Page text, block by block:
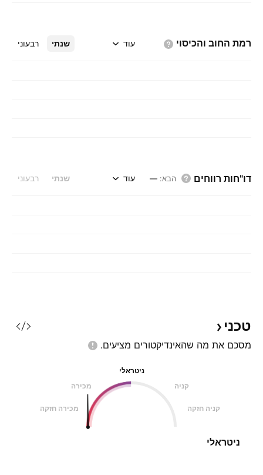
רמת החוב והכיסוי שנתי רבעוני עוד
דו"חות רווחים הבא:
— שנתי רבעוני עוד
טכני
מסכם את מה שהאינדיקטורים מציעים.
ניטראלי
מכירה
קניה
מכירה חזקה קניה חזקה
ניטראלי